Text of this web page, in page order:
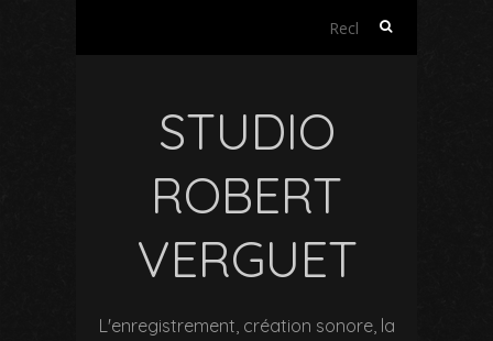
Rechercher :
STUDIO
ROBERT
VERGUET
L'enregistrement, création sonore, la